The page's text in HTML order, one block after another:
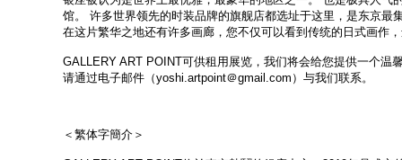
馆。 许多世界领先的时装品牌的旗舰店都选址于这里，是东京最
在这片繁华之地还有许多画廊，您不仅可以看到传统的日式画作
GALLERY ART POINT可供租用展览，我们将会给您提供一个温
请通过电子邮件（yoshi.artpoint＠gmail.com）与我们联系。
＜繁体字簡介＞